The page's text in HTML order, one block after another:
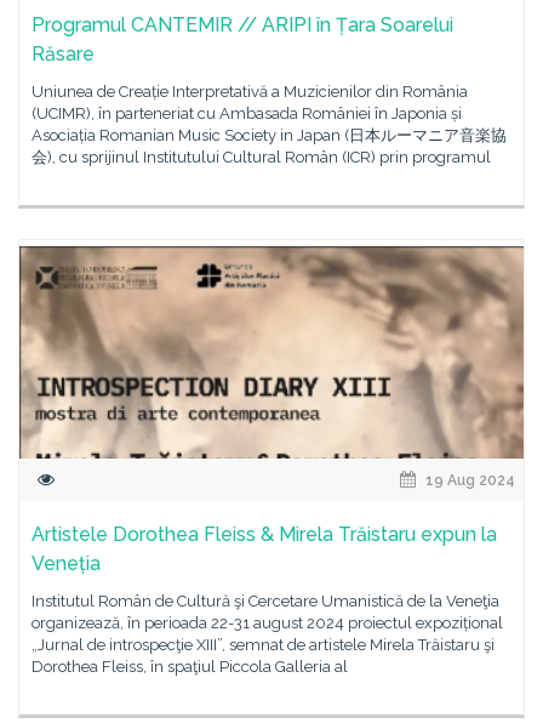
Programul CANTEMIR // ARIPI în Țara Soarelui
Răsare
Uniunea de Creație Interpretativă a Muzicienilor din România
(UCIMR), în parteneriat cu Ambasada României în Japonia și
Asociația Romanian Music Society in Japan (日本ルーマニア音楽協
会), cu sprijinul Institutului Cultural Român (ICR) prin programul
19 Aug 2024
Artistele Dorothea Fleiss & Mirela Trăistaru expun la
Veneția
Institutul Român de Cultură şi Cercetare Umanistică de la Veneţia
organizează, în perioada 22-31 august 2024 proiectul expozițional
„Jurnal de introspecţie XIII”, semnat de artistele Mirela Trăistaru şi
Dorothea Fleiss, în spaţiul Piccola Galleria al